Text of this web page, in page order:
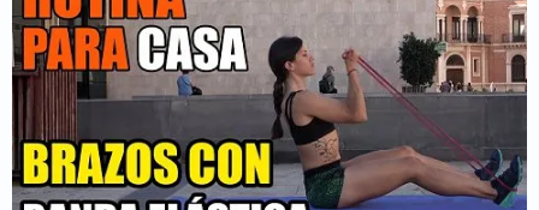
Puedes consultar más videos en nuestrocanal de YouTube
Beneficios de realizar un